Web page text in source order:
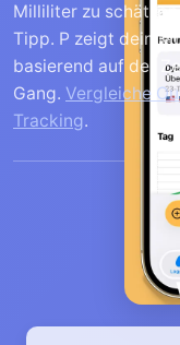
Milliliter zu
Tipp. P zeigt dein
basierend auf der
Gang. Vergleiche
Tracking.